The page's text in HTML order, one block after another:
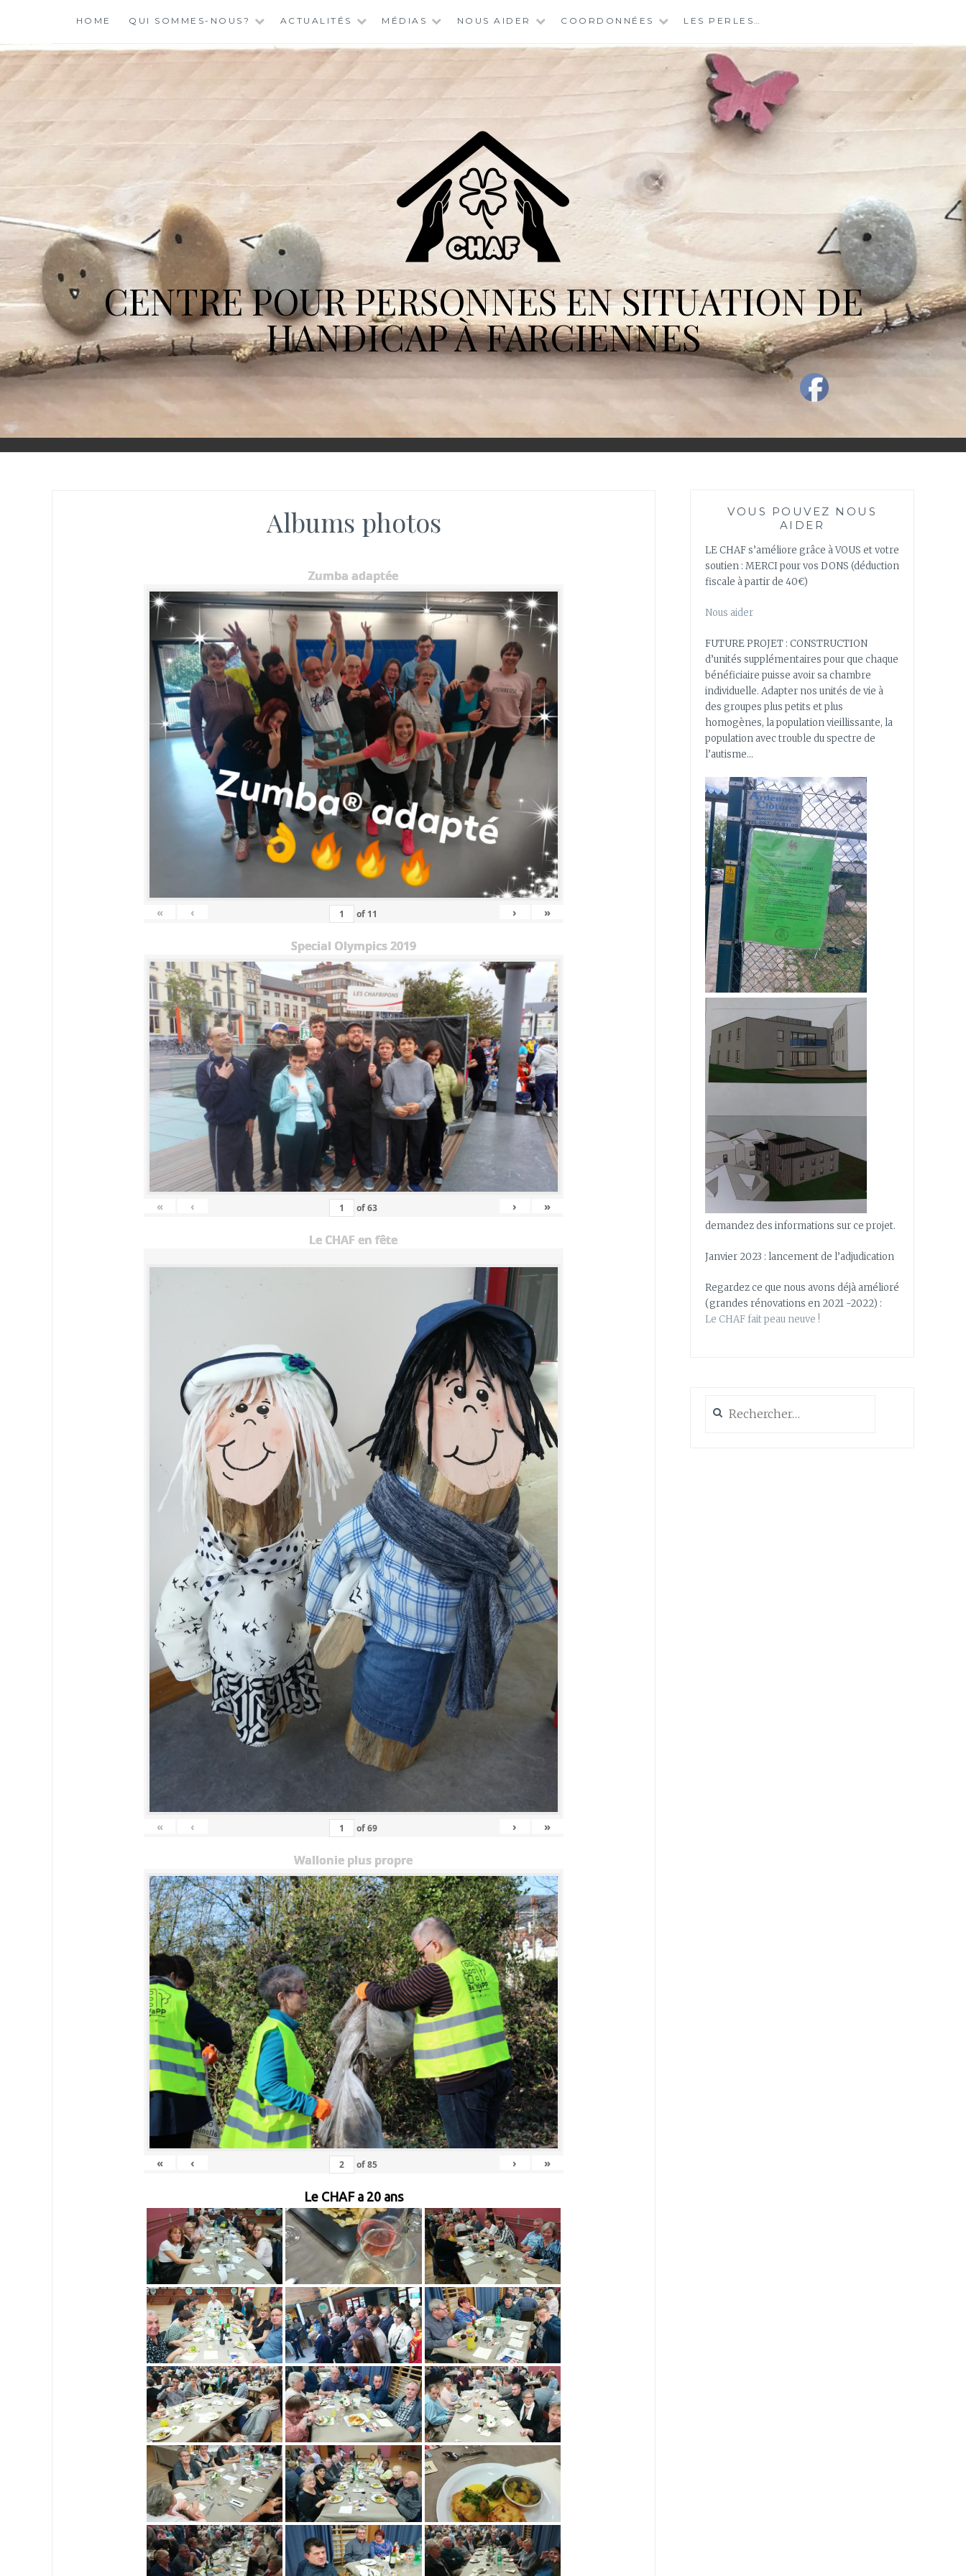
content
HOME QUI SOMMES-NOUS? ACTUALITÉS MÉDIAS NOUS AIDER COORDONNÉES LES PERLES…
CENTRE POUR PERSONNES EN SITUATION DE
HANDICAP À FARCIENNES
Albums photos
Zumba adaptée
« ‹ of 11 › »
Special Olympics 2019
« ‹ of63 › »
Le CHAF en fête
« ‹ of69 › »
Wallonie plus propre
« ‹ of85 › »
Le CHAF a 20 ans
VOUS POUVEZ NOUS
AIDER
LE CHAF s’améliore grâce à VOUS et votre
soutien : MERCI pour vos DONS (déduction
fiscale à partir de 40€)
Nous aider
FUTURE PROJET : CONSTRUCTION
d’unités supplémentaires pour que chaque
bénéficiaire puisse avoir sa chambre
individuelle. Adapter nos unités de vie à
des groupes plus petits et plus
homogènes, la population vieillissante, la
population avec trouble du spectre de
l’autisme…
demandez des informations sur ce projet.
Janvier 2023 : lancement de l’adjudication
Regardez ce que nous avons déjà amélioré
(grandes rénovations en 2021 -2022) :
Le CHAF fait peau neuve !